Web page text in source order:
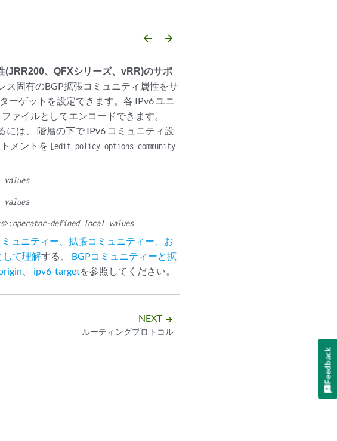
arrow_backward arrow_forward
(JRR200、QFXシリーズ、vRR)のサポ
ス固有のBGP拡張コミュニティ属性をサ
ーゲットを設定できます。各 IPv6 ユニ
ァイルとしてエンコードできます。
は、 階層の下で IPv6 コミュニティ設
メントを [edit policy-options community
>:operator-defined local values
ミュニティー、拡張コミュニティー、お
して理解する、 BGPコミュニティーと拡
ipv6-targetを参照してください。
NEXT arrow_forward
ルーティングプロトコル
Feedback